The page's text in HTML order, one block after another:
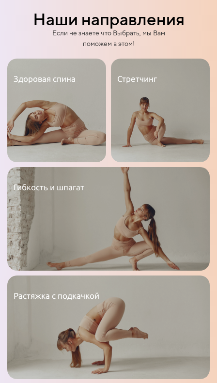
Наши направления
Если не знаете что Выбрать, мы Вам
поможем в этом!
Здоровая спина Стретчинг
Гибкость и шпагат
Растяжка с подкачкой